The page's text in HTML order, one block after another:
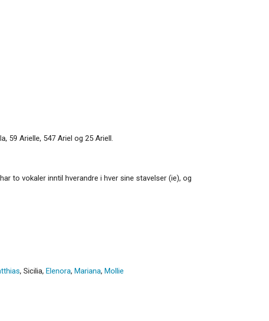
59 Arielle, 547 Ariel og 25 Ariell.
to vokaler inntil hverandre i hver sine stavelser (ie), og
, Sicilia, Elenora, Mariana, Mollie